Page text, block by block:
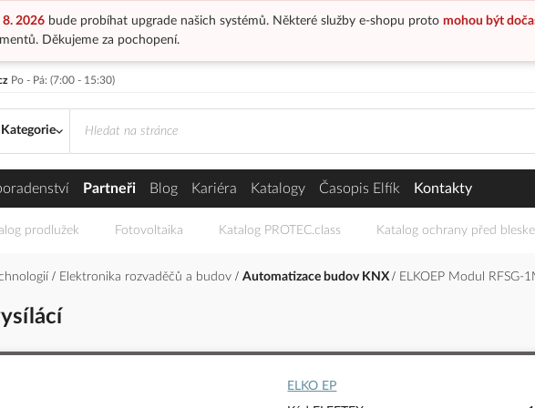
8. 2026bude probíhat upgrade našich systémů. Některé služby e-shopu proto mohou být
Děkujeme za pochopení.
Po - Pá: (7:00 - 15:30)
Kategorie
Partneři Blog Kariéra Katalogy Časopis Elfík Kontakty
prodlužek Fotovoltaika Katalog PROTEC.class Katalog ochrany před
Elektronika rozvaděčů a budov Automatizace budov KNX ELKOEP Modul RFSG-
ELKO EP